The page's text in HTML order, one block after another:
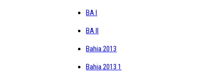
BA I
BA II
Bahia 2013
Bahia 2013 1